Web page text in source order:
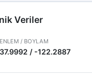
Veriler
ENLEM / BOYLAM
37.9992 / -122.2887